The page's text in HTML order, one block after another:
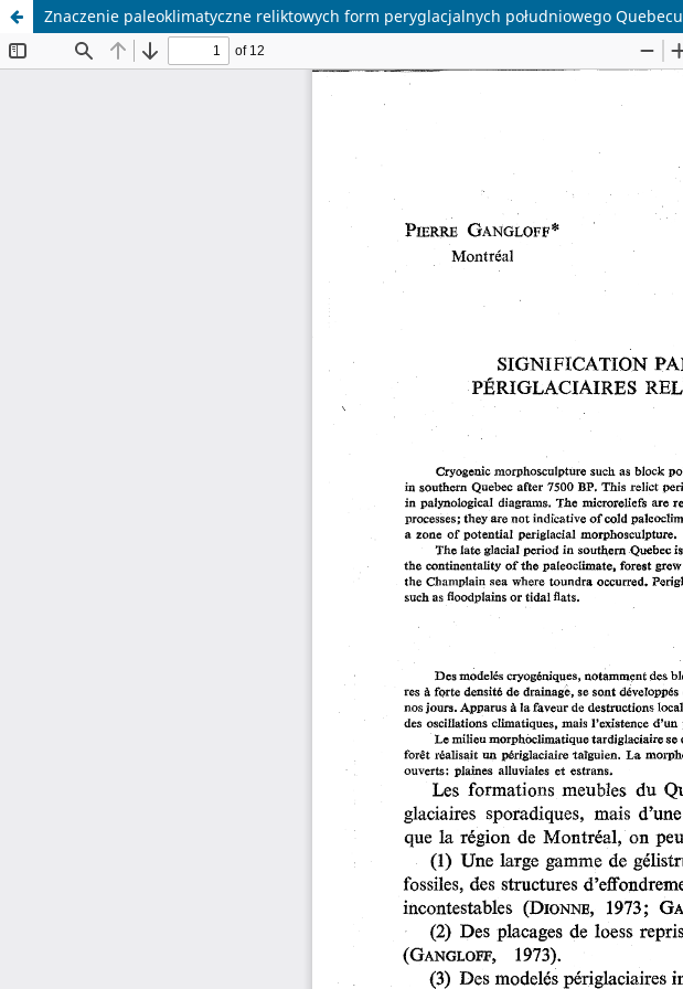
Znaczenie paleoklimatyczne reliktowych form peryglacjalnych południowego Quebecu